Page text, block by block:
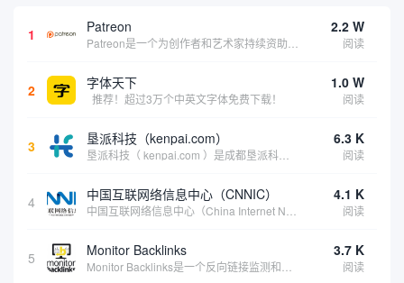
1 Patreon 2.2 W
阅读
2 字体天下
推荐！超过3万个中英文字体免费下载！
1.0 W
阅读
3 垦派科技（kenpai.com） 6.3 K
阅读
4 中国互联网络信息中心（CNNIC） 4.1 K
阅读
5 Monitor Backlinks 3.7 K
阅读